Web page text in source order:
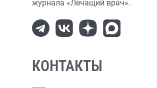
журнала «Лечащий врач».
КОНТАКТЫ